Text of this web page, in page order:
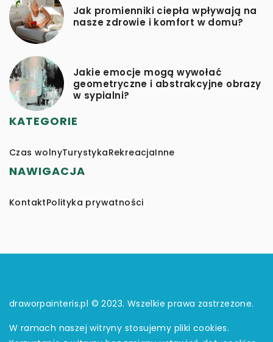
Jak promienniki ciepła wpływają na
nasze zdrowie i komfort w domu?
Jakie emocje mogą wywołać
geometryczne i abstrakcyjne obrazy
w sypialni?
KATEGORIE
Czas wolnyTurystykaRekreacjaInne
NAWIGACJA
KontaktPolityka prywatności
draworpainteris.pl © 2023. Wszelkie prawa zastrzeżone.
W ramach naszej witryny stosujemy pliki cookies.